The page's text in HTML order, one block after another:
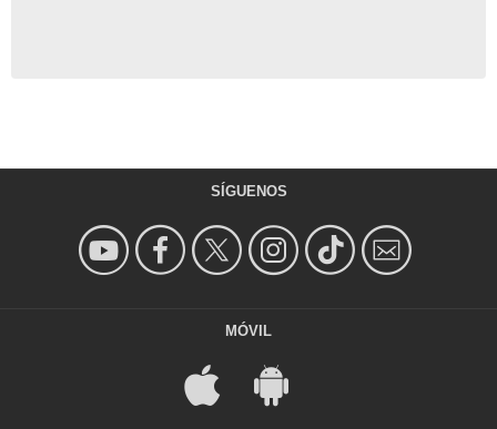
SÍGUENOS
MÓVIL